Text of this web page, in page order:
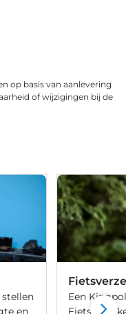
op basis van aanlevering
of wijzigingen bij de
stellen
en
Een